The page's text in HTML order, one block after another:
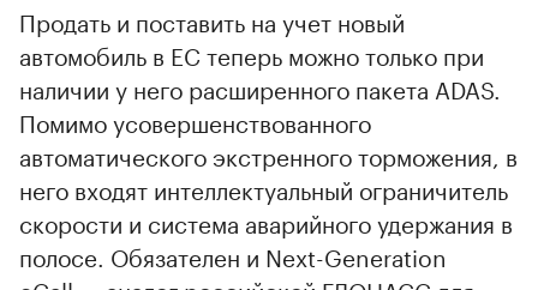
Продать и поставить на учет новый
автомобиль в ЕС теперь можно только при
наличии у него расширенного пакета ADAS.
Помимо усовершенствованного
автоматического экстренного торможения, в
него входят интеллектуальный ограничитель
скорости и система аварийного удержания в
полосе. Обязателен и Next-Generation